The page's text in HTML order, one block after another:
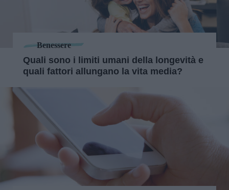
Benessere
Quali sono i limiti umani della longevità e
quali fattori allungano la vita media?